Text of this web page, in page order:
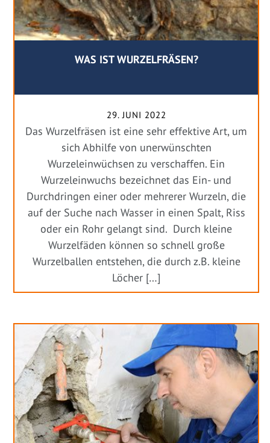
WAS IST WURZELFRÄSEN?
29. JUNI 2022
Das Wurzelfräsen ist eine sehr effektive Art, um
sich Abhilfe von unerwünschten
Wurzeleinwüchsen zu verschaffen. Ein
Wurzeleinwuchs bezeichnet das Ein- und
Durchdringen einer oder mehrerer Wurzeln, die
auf der Suche nach Wasser in einen Spalt, Riss
oder ein Rohr gelangt sind. Durch kleine
Wurzelfäden können so schnell große
Wurzelballen entstehen, die durch z.B. kleine
Löcher […]